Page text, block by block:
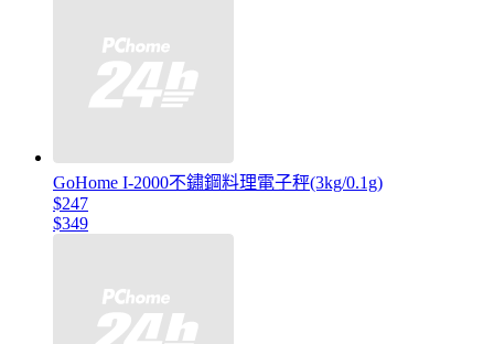
GoHome I-2000不鏽鋼料理電子秤(3kg/0.1g)
$247
$349